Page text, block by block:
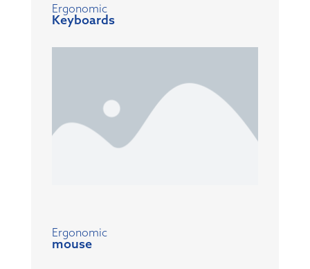
Ergonomic
Keyboards
Ergonomic
mouse